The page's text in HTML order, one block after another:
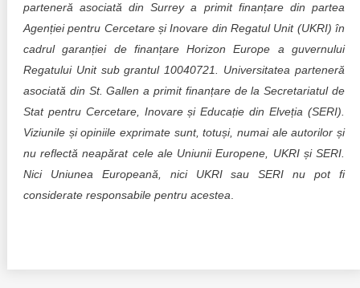
parteneră asociată din Surrey a primit finanțare din partea
Agenției pentru Cercetare și Inovare din Regatul Unit (UKRI) în
cadrul garanției de finanțare Horizon Europe a guvernului
Regatului Unit sub grantul 10040721. Universitatea parteneră
asociată din St. Gallen a primit finanțare de la Secretariatul de
Stat pentru Cercetare, Inovare și Educație din Elveția (SERI).
Viziunile și opiniile exprimate sunt, totuși, numai ale autorilor și
nu reflectă neapărat cele ale Uniunii Europene, UKRI și SERI.
Nici Uniunea Europeană, nici UKRI sau SERI nu pot fi
considerate responsabile pentru acestea